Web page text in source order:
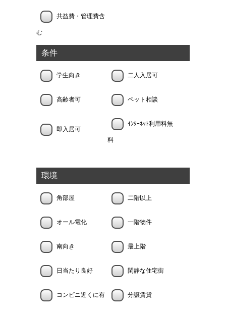
共益費・管理費含
む
条件
学生向き 二人入居可
高齢者可 ペット相談
即入居可
ｲﾝﾀｰﾈｯﾄ利用料無
料
環境
角部屋 二階以上
オール電化 一階物件
南向き 最上階
日当たり良好 閑静な住宅街
コンビニ近くに有 分譲賃貸